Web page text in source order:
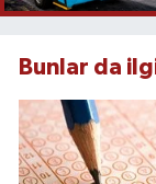
Bunlar da